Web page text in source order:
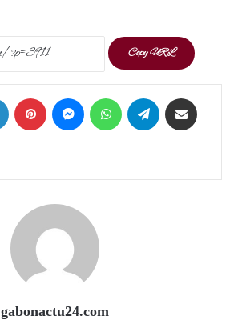
Copy URL
LinkedIn Pinterest Messenger WhatsApp Telegram
gabonactu24.com